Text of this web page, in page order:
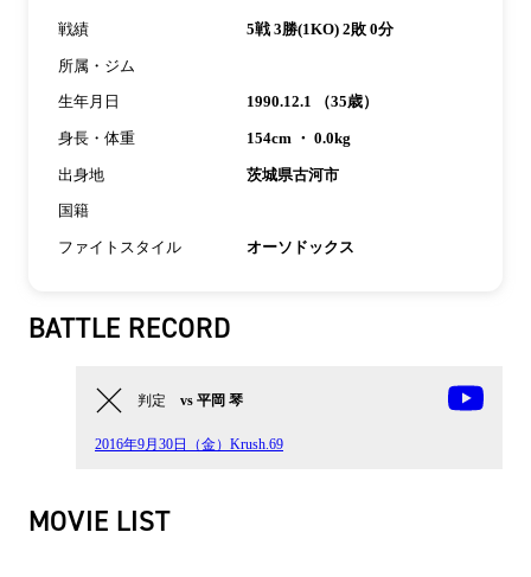
戦績 5戦 3勝(1KO) 2敗 0分
所属・ジム
生年月日 1990.12.1 （35歳）
身長・体重 154cm ・ 0.0kg
出身地 茨城県古河市
国籍
ファイトスタイル オーソドックス
BATTLE RECORD
判定 vs 平岡 琴
2016年9月30日（金）Krush.69
MOVIE LIST